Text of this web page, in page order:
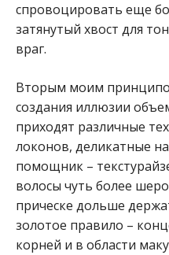
спровоцировать еще
затянутый хвост для
враг.
Вторым моим
создания иллюзии
приходят различные
локонов, деликатные
помощник –
волосы чуть более
прическе дольше
золотое правило –
корней и в области